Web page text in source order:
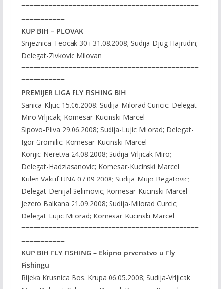
=============================================
===========
KUP BIH – PLOVAK
Snjeznica-Teocak 30 i 31.08.2008; Sudija-Djug Hajrudin;
Delegat-Zivkovic Milovan
=============================================
===========
PREMIJER LIGA FLY FISHING BIH
Sanica-Kljuc 15.06.2008; Sudija-Milorad Curicic; Delegat-
Miro Vrljicak; Komesar-Kucinski Marcel
Sipovo-Pliva 29.06.2008; Sudija-Lujic Milorad; Delegat-
Igor Gromilic; Komesar-Kucinski Marcel
Konjic-Neretva 24.08.2008; Sudija-Vrljicak Miro;
Delegat-Hadziasanovic; Komesar-Kucinski Marcel
Kulen Vakuf UNA 07.09.2008; Sudija-Mujo Begatovic;
Delegat-Denijal Selimovic; Komesar-Kucinski Marcel
Jezero Balkana 21.09.2008; Sudija-Milorad Curcic;
Delegat-Lujic Milorad; Komesar-Kucinski Marcel
=============================================
===========
KUP BIH FLY FISHING – Ekipno prvenstvo u Fly
Fishingu
Rijeka Krusnica Bos. Krupa 06.05.2008; Sudija-Vrljicak